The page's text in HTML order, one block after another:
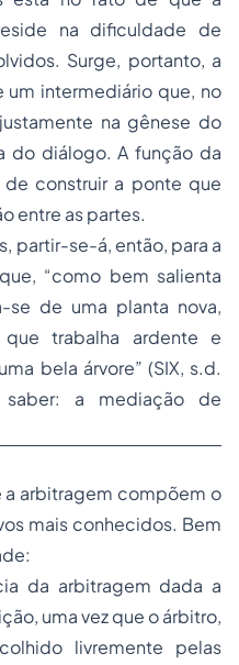
na dificuldade de
Surge, portanto, a
intermediário que, no
na gênese do
do diálogo. A função da
construir a ponte que
entre as partes.
partir-se-á, então, para a
“como bem salienta
se de uma planta nova,
trabalha ardente e
bela árvore” (SIX, s.d.
a mediação de
arbitragem compõem o
mais conhecidos. Bem
da arbitragem dada a
uma vez que o árbitro,
livremente pelas